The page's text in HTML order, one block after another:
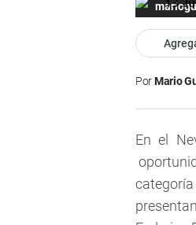
PorMario
En el